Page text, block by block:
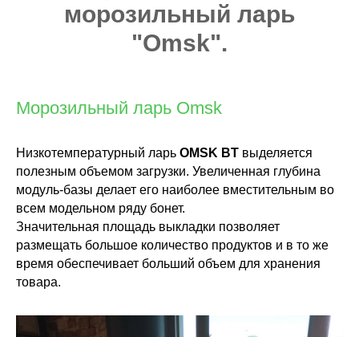
морозильный ларь
"Omsk".
Морозильный ларь Omsk
Низкотемпературный ларь OMSK BT выделяется
полезным объемом загрузки. Увеличенная глубина
модуль-базы делает его наиболее вместительным во
всем модельном ряду бонет.
Значительная площадь выкладки позволяет
размещать большое количество продуктов и в то же
время обеспечивает больший объем для хранения
товара.